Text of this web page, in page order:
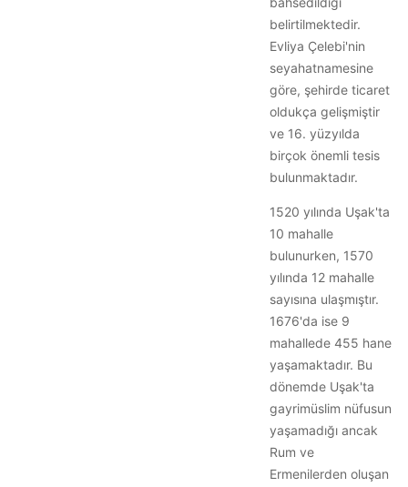
belirtilmektedir.
Evliya Çelebi'nin
seyahatnamesine
göre, şehirde ticaret
oldukça gelişmiştir
ve 16. yüzyılda
birçok önemli tesis
bulunmaktadır.
1520 yılında Uşak'ta
10 mahalle
bulunurken, 1570
yılında 12 mahalle
sayısına ulaşmıştır.
1676'da ise 9
mahallede 455 hane
yaşamaktadır. Bu
dönemde Uşak'ta
gayrimüslim nüfusun
yaşamadığı ancak
Rum ve
Ermenilerden oluşan